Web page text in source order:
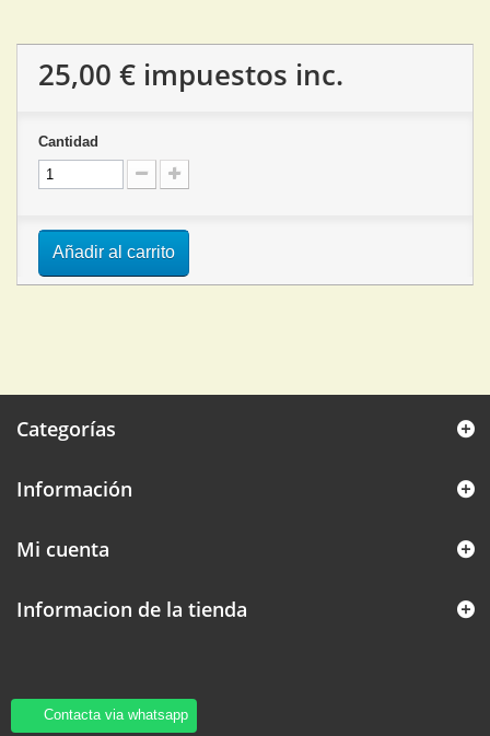
Contacta via whatsapp
25,00 € impuestos inc.
Cantidad
Añadir al carrito
Categorías
Información
Mi cuenta
Informacion de la tienda